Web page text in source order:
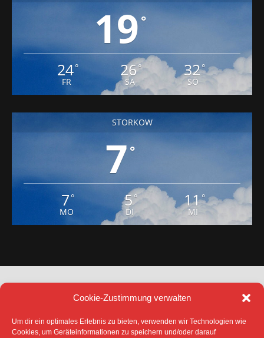
Cookie-Zustimmung verwalten
Um dir ein optimales Erlebnis zu bieten, verwenden wir Technologien wie
Cookies, um Geräteinformationen zu speichern und/oder darauf
19 °
24°
FR
26°
SA
32°
SO
STORKOW
7°
7 °
MO
5°
DI
11°
MI